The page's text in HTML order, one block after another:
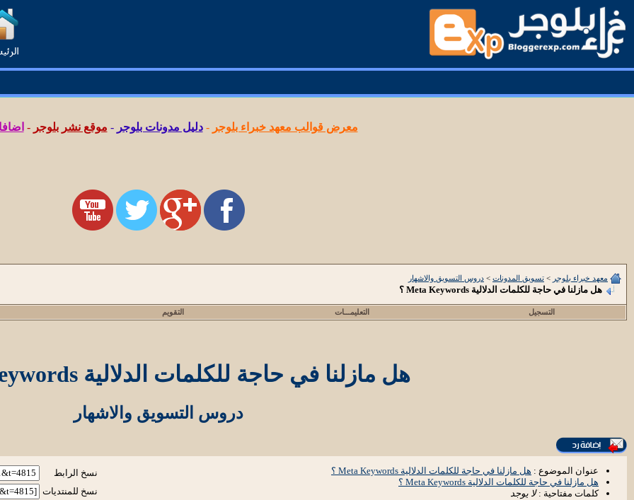
معرض قوالب معهد خبراء بلوجر -دليل مدونات بلوجر - موقع نشر بلوجر -
معهد خبراء بلوجر > تسويق المدونات > دروس التسويق والاشهار
هل مازلنا في حاجة للكلمات الدلالية Meta Keywords ؟
التسجيل التعليمـــات التقويم
هل مازلنا في حاجة للكلمات الدلالية Meta Keywords ؟
دروس التسويق والاشهار
عنوان الموضوع : هل مازلنا في حاجة للكلمات الدلالية Meta Keywords ؟
هل مازلنا في حاجة للكلمات الدلالية Meta Keywords ؟
كلمات مفتاحية :لا يوجد
نسخ الرابط
نسخ للمنتديات